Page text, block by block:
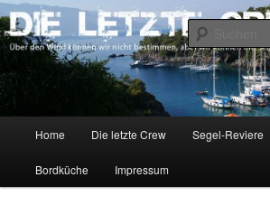
Zum
primären
Inhalt
springen
Zum
sekundären
Inhalt
springen DIE LETZTE CREW
Über den Wind können wir nicht bestimmen,
richten.
Home Die letzte Crew Segel-Reviere
Bordküche Impressum